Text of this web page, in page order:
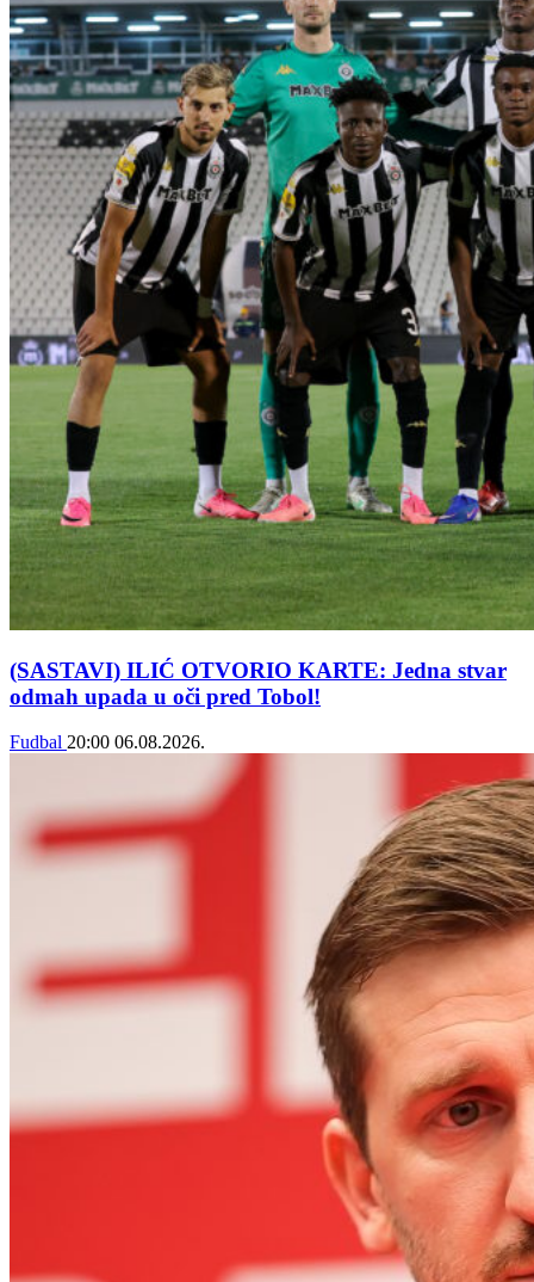
(SASTAVI) ILIĆ OTVORIO KARTE: Jedna stvar
odmah upada u oči pred Tobol!
Fudbal 20:00 06.08.2026.